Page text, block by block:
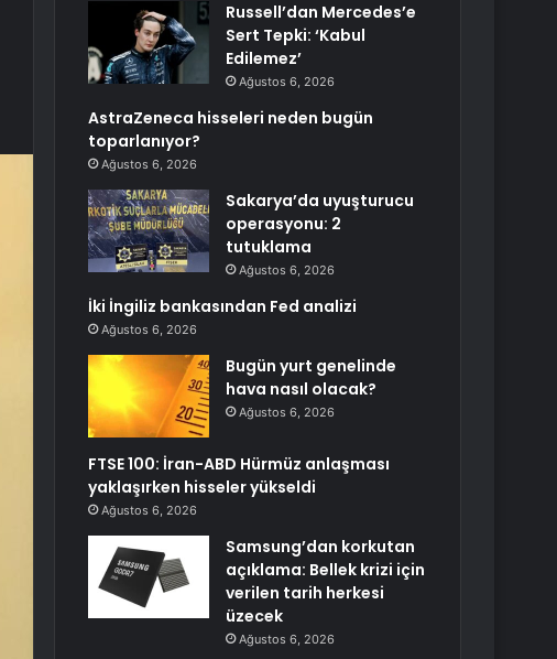
Russell’dan Mercedes’e
Sert Tepki: ‘Kabul
Edilemez’
Ağustos 6, 2026
AstraZeneca hisseleri neden bugün
toparlanıyor?
Ağustos 6, 2026
Sakarya’da uyuşturucu
operasyonu: 2
tutuklama
Ağustos 6, 2026
İki İngiliz bankasından Fed analizi
Ağustos 6, 2026
Bugün yurt genelinde
hava nasıl olacak?
Ağustos 6, 2026
FTSE 100: İran-ABD Hürmüz anlaşması
yaklaşırken hisseler yükseldi
Ağustos 6, 2026
Samsung’dan korkutan
açıklama: Bellek krizi için
verilen tarih herkesi
üzecek
Ağustos 6, 2026